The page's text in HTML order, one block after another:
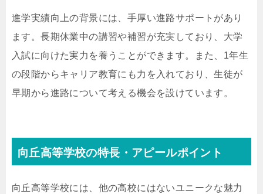
進学実績向上の背景には、手厚い進路サポートがあり
ます。長期休業中の講習や補習が充実しており、大学
入試に向けた実力を養うことができます。また、1年生
の段階からキャリア教育にも力を入れており、生徒が
早期から進路について考える機会を設けています。
向丘高等学校の特長・アピールポイント
向丘高等学校には、他の高校にはないユニークな魅力